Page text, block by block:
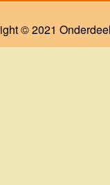
© 2021